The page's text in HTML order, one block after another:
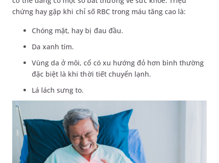
chứng hay gặp khi chỉ số RBC trong máu tăng cao là:
Chóng mặt, hay bị đau đầu.
Da xanh tím.
Vùng da ở môi, cổ có xu hướng đỏ hơn bình thường
đặc biệt là khi thời tiết chuyển lạnh.
Lá lách sưng to.